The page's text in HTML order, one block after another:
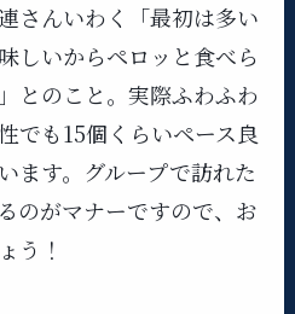
さんいわく「最初は多い
しいからペロッと食べら
とのこと。実際ふわふわ
でも15個くらいペース良
ます。グループで訪れた
のがマナーですので、お
う！